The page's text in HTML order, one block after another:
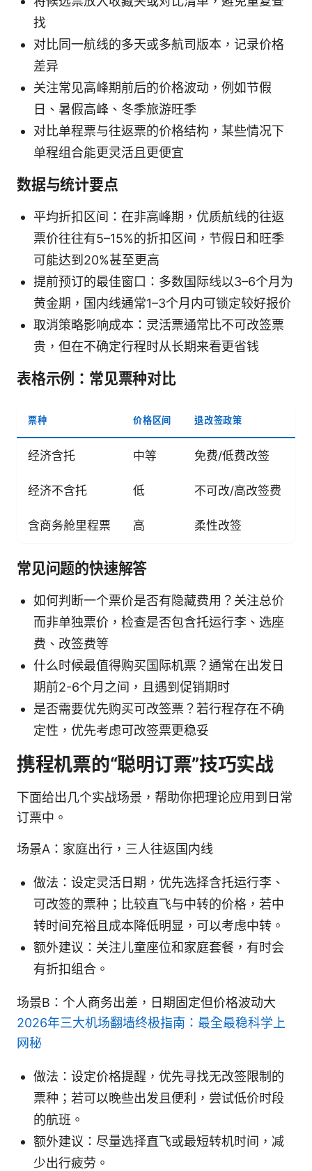
找
对比同一航线的多天或多航司版本，记录价格
差异
关注常见高峰期前后的价格波动，例如节假
日、暑假高峰、冬季旅游旺季
对比单程票与往返票的价格结构，某些情况下
单程组合能更灵活且更便宜
数据与统计要点
平均折扣区间：在非高峰期，优质航线的往返
票价往往有5–15%的折扣区间，节假日和旺季
可能达到20%甚至更高
提前预订的最佳窗口：多数国际线以3–6个月为
黄金期，国内线通常1–3个月内可锁定较好报价
取消策略影响成本：灵活票通常比不可改签票
贵，但在不确定行程时从长期来看更省钱
表格示例：常见票种对比
票种 价格区间 退改签政策
经济含托 中等 免费/低费改签
经济不含托 低 不可改/高改签费
含商务舱里程票 高 柔性改签
常见问题的快速解答
如何判断一个票价是否有隐藏费用？关注总价
而非单独票价，检查是否包含托运行李、选座
费、改签费等
什么时候最值得购买国际机票？通常在出发日
期前2-6个月之间，且遇到促销期时
是否需要优先购买可改签票？若行程存在不确
定性，优先考虑可改签票更稳妥
携程机票的“聪明订票”技巧实战
下面给出几个实战场景，帮助你把理论应用到日常
订票中。
场景A：家庭出行，三人往返国内线
做法：设定灵活日期，优先选择含托运行李、
可改签的票种；比较直飞与中转的价格，若中
转时间充裕且成本降低明显，可以考虑中转。
额外建议：关注儿童座位和家庭套餐，有时会
有折扣组合。
场景B：个人商务出差，日期固定但价格波动大
2026年三大机场翻墙终极指南：最全最稳科学上
网秘
做法：设定价格提醒，优先寻找无改签限制的
票种；若可以晚些出发且便利，尝试低价时段
的航班。
额外建议：尽量选择直飞或最短转机时间，减
少出行疲劳。